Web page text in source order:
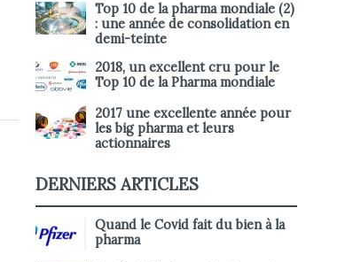
Top 10 de la pharma mondiale (2)
: une année de consolidation en
demi-teinte
2018, un excellent cru pour le
Top 10 de la Pharma mondiale
2017 une excellente année pour
les big pharma et leurs
actionnaires
DERNIERS ARTICLES
Quand le Covid fait du bien à la
pharma